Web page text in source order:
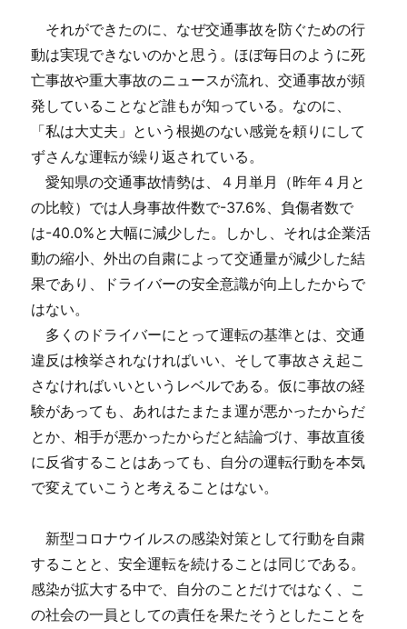
それができたのに、なぜ交通事故を防ぐための行
動は実現できないのかと思う。ほぼ毎日のように死
亡事故や重大事故のニュースが流れ、交通事故が頻
発していることなど誰もが知っている。なのに、
「私は大丈夫」という根拠のない感覚を頼りにして
ずさんな運転が繰り返されている。
愛知県の交通事故情勢は、４月単月（昨年４月と
の比較）では人身事故件数で-37.6%、負傷者数で
は-40.0%と大幅に減少した。しかし、それは企業活
動の縮小、外出の自粛によって交通量が減少した結
果であり、ドライバーの安全意識が向上したからで
はない。
多くのドライバーにとって運転の基準とは、交通
違反は検挙されなければいい、そして事故さえ起こ
さなければいいというレベルである。仮に事故の経
験があっても、あれはたまたま運が悪かったからだ
とか、相手が悪かったからだと結論づけ、事故直後
に反省することはあっても、自分の運転行動を本気
で変えていこうと考えることはない。
新型コロナウイルスの感染対策として行動を自粛
することと、安全運転を続けることは同じである。
感染が拡大する中で、自分のことだけではなく、こ
の社会の一員としての責任を果たそうとしたことを